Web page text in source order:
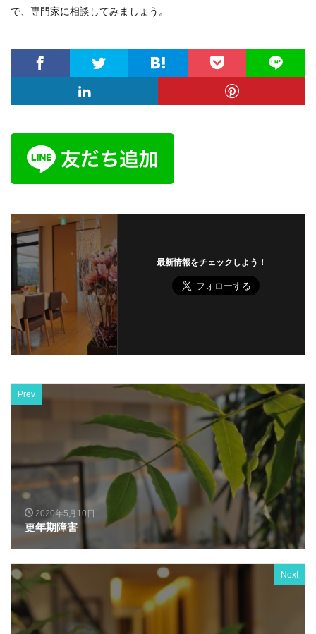
で、専門家に相談してみましょう。
最新情報をチェックしよう！
Prev
2020年5月10日
更年期障害
Next